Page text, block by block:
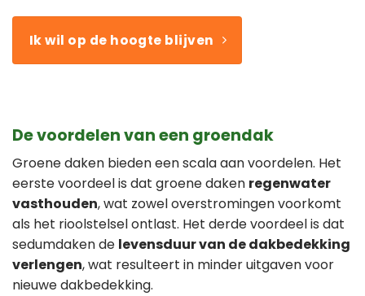
Ik wil op de hoogte blijven
De voordelen van een groendak
Groene daken bieden een scala aan voordelen. Het
eerste voordeel is dat groene daken regenwater
vasthouden, wat zowel overstromingen voorkomt
als het rioolstelsel ontlast. Het derde voordeel is dat
sedumdaken de levensduur van de dakbedekking
verlengen, wat resulteert in minder uitgaven voor
nieuwe dakbedekking.